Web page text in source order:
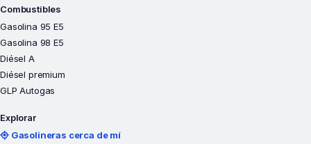
Combustibles
Gasolina 95 E5
Gasolina 98 E5
Diésel A
Diésel premium
GLP Autogas
Explorar
Gasolineras cerca de mí